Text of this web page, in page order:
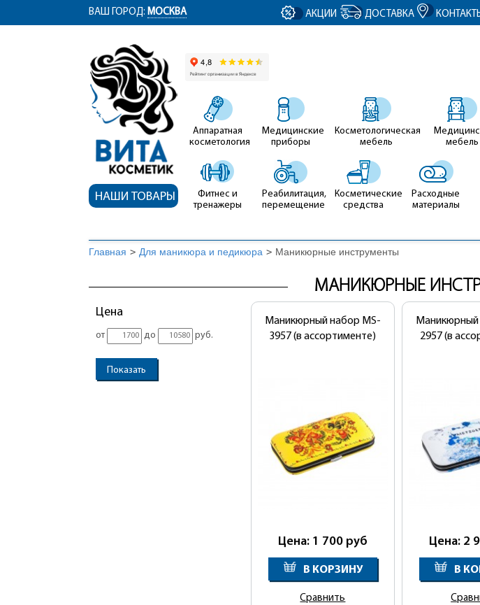
ym(12767704, 'getClientID', function(clientID) { document.getElementById('clientID').value = clientID; });
ВАШ ГОРОД: МОСКВА АКЦИИ ДОСТАВКА
НАШИ ТОВАРЫ
Аппаратная
косметология
Медицинские
приборы
Косметологическая
мебель
мебель
Фитнес и
тренажеры
Реабилитация,
перемещение
Косметические
средства
Расходные
материалы
Главная > Для маникюра и педикюра > Маникюрные инструменты
МАНИКЮРНЫЕ
Цена
от до руб.
Маникюрный набор MS-
3957 (в ассортименте)
Цена: 1 700 руб
В КОРЗИНУ
Сравнить
Маникюрный
2957 (в
Цена: 2
В